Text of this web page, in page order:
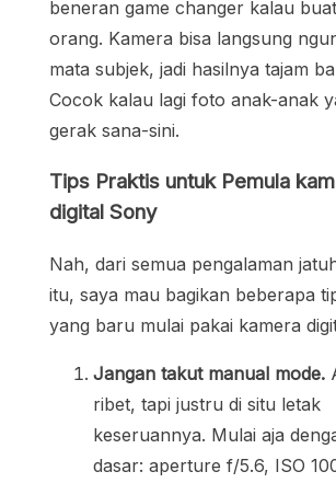
beneran game changer kalau
orang. Kamera bisa langsung
mata subjek, jadi hasilnya tajam
Cocok kalau lagi foto anak-anak
gerak sana-sini.
Tips Praktis untuk Pemula
digital Sony
Nah, dari semua pengalaman
itu, saya mau bagikan beberapa
yang baru mulai pakai kamera
Jangan takut manual mode.
ribet, tapi justru di situ letak
keseruannya. Mulai aja
dasar: aperture f/5.6, ISO